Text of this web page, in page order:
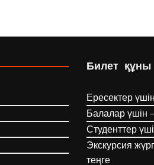
Билет құны
Ересектер
Балалар үшін
Студенттер
Экскурсия
теңге